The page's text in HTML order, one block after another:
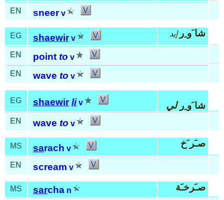
EN sneer v
EG shaewir v شا َو ِر إيد
EN point to v
EN
wave to v
EG shaewir li v شا َو ِرلي
EN wave to v
MS sarach v صـَر َخ
EN scream v
MS sarcha n صـَرخـَة